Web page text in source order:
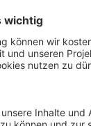
Momentum
mehr tun.
zur
Zusagen der